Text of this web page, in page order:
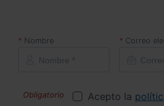
Nombre Correo
Acepto la